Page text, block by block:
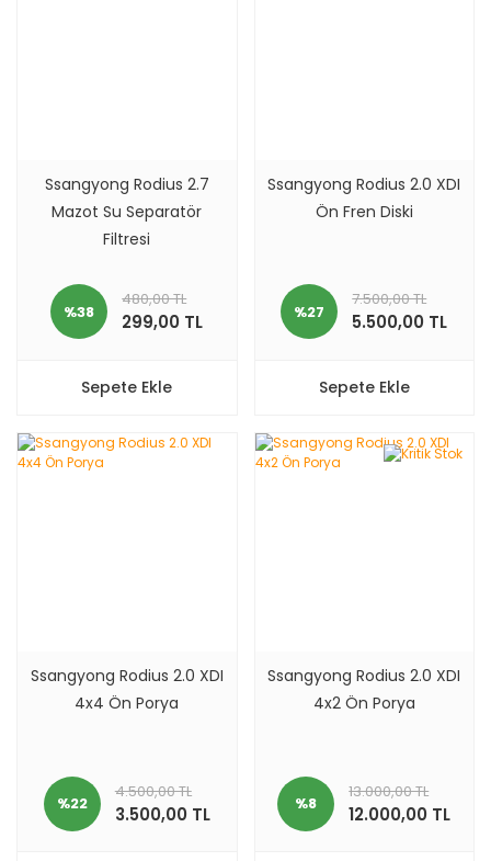
Ssangyong Rodius 2.7
Mazot Su Separatör
Filtresi
%38
480,00 TL
299,00 TL
Sepete Ekle
Ssangyong Rodius 2.0 XDI
Ön Fren Diski
%27
7.500,00 TL
5.500,00 TL
Sepete Ekle
Ssangyong Rodius 2.0 XDI
4x4 Ön Porya
%22
4.500,00 TL
3.500,00 TL
Ssangyong Rodius 2.0 XDI
4x2 Ön Porya
%8
13.000,00 TL
12.000,00 TL